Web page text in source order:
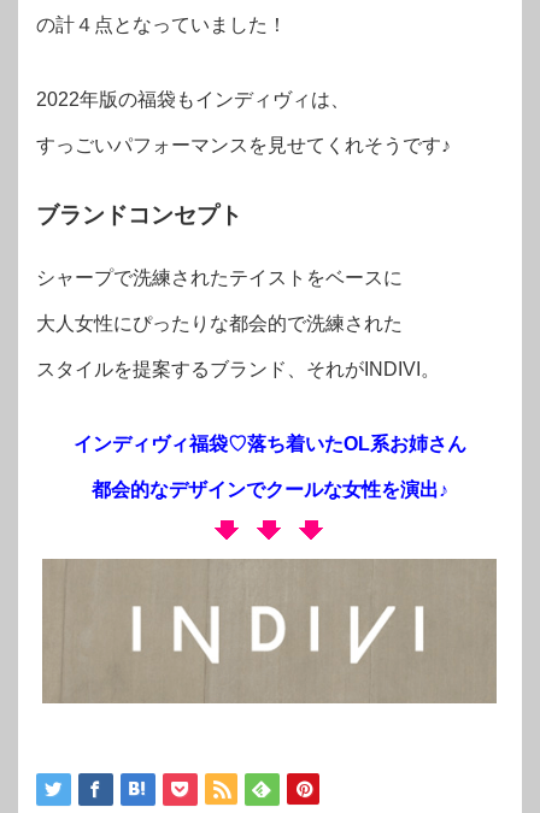
の計４点となっていました！
2022年版の福袋もインディヴィは、
すっごいパフォーマンスを見せてくれそうです♪
ブランドコンセプト
シャープで洗練されたテイストをベースに
大人女性にぴったりな都会的で洗練された
スタイルを提案するブランド、それがINDIVI。
インディヴィ福袋♡落ち着いたOL系お姉さん
都会的なデザインでクールな女性を演出♪